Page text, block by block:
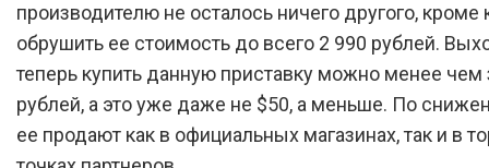
производителю не осталось ничего другого, кроме
обрушить ее стоимость до всего 2 990 рублей.
теперь купить данную приставку можно менее чем
рублей, а это уже даже не $50, а меньше. По
ее продают как в официальных магазинах, так и в